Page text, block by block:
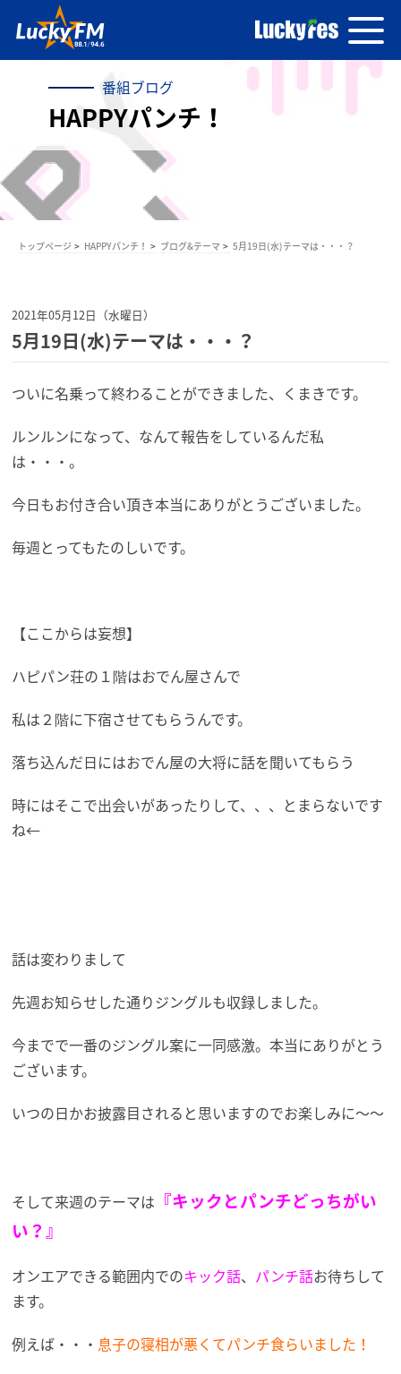
番組ブログ
HAPPYパンチ！
トップページ HAPPYパンチ！ ブログ&テーマ 5月19日(水)テーマは・・・？
2021年05月12日（水曜日）
5月19日(水)テーマは・・・？
ついに名乗って終わることができました、くまきです。
ルンルンになって、なんて報告をしているんだ私
は・・・。
今日もお付き合い頂き本当にありがとうございました。
毎週とってもたのしいです。
【ここからは妄想】
ハピパン荘の１階はおでん屋さんで
私は２階に下宿させてもらうんです。
落ち込んだ日にはおでん屋の大将に話を聞いてもらう
時にはそこで出会いがあったりして、、、とまらないです
ね←
話は変わりまして
先週お知らせした通りジングルも収録しました。
今までで一番のジングル案に一同感激。本当にありがとう
ございます。
いつの日かお披露目されると思いますのでお楽しみに～～
そして来週のテーマは 『キックとパンチどっちがい
い？』
オンエアできる範囲内でのキック話、 パンチ話お待ちして
ます。
例えば・・・ 息子の寝相が悪くてパンチ食らいました！